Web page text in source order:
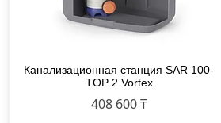
Канализационная станция SAR 100-
TOP 2 Vortex
408 600 ₸